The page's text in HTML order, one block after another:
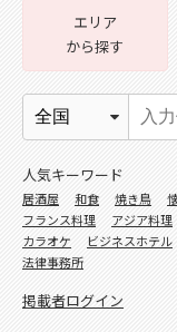
エリア
から探す
人気キーワード
居酒屋 和食 焼き鳥
フランス料理
アジア料理
カラオケ
ビジネスホテル
法律事務所
掲載者ログイン